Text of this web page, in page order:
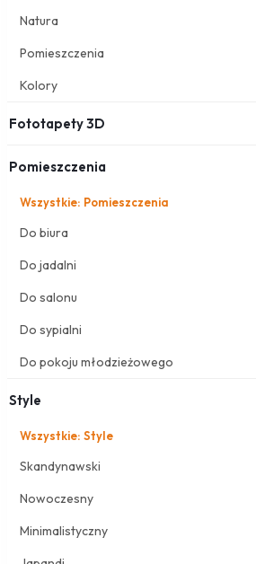
Natura
Pomieszczenia
Kolory
Fototapety 3D
Pomieszczenia
Wszystkie: Pomieszczenia
Do biura
Do jadalni
Do salonu
Do sypialni
Do pokoju młodzieżowego
Style
Wszystkie: Style
Skandynawski
Nowoczesny
Minimalistyczny